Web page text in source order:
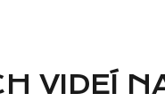
VIDEÍ